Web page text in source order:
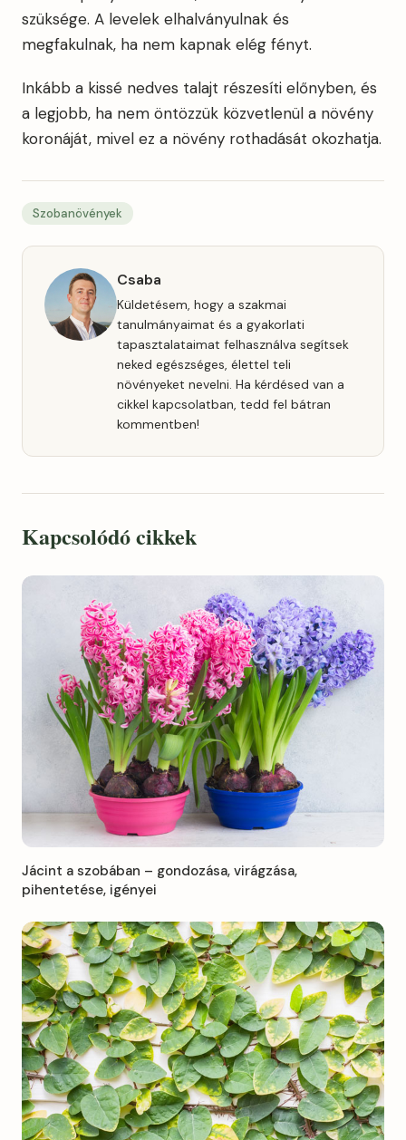
szüksége. A levelek elhalványulnak és
megfakulnak, ha nem kapnak elég fényt.
Inkább a kissé nedves talajt részesíti előnyben, és
a legjobb, ha nem öntözzük közvetlenül a növény
koronáját, mivel ez a növény rothadását okozhatja.
Szobanövények
Csaba
Küldetésem, hogy a szakmai
tanulmányaimat és a gyakorlati
tapasztalataimat felhasználva segítsek
neked egészséges, élettel teli
növényeket nevelni. Ha kérdésed van a
cikkel kapcsolatban, tedd fel bátran
kommentben!
Kapcsolódó cikkek
Jácint a szobában – gondozása, virágzása,
pihentetése, igényei